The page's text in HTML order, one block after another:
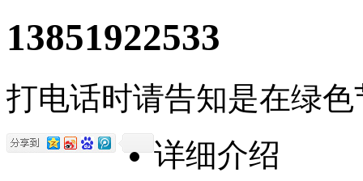
13851922533
打电话时请告知是在绿
详细介绍